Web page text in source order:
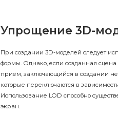
Упрощение 3D-
При создании 3D-моделей следует
формы. Однако, если созданная сцена
приём, заключающийся в создании
которые переключаются в
Использование LOD способно
экран.